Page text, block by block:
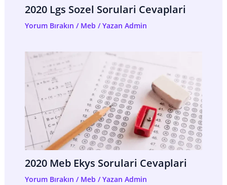
2020 Lgs Sozel Sorulari Cevaplari
Yorum Bırakın / Meb / Yazan Admin
2020 Meb Ekys Sorulari Cevaplari
Yorum Bırakın / Meb / Yazan Admin